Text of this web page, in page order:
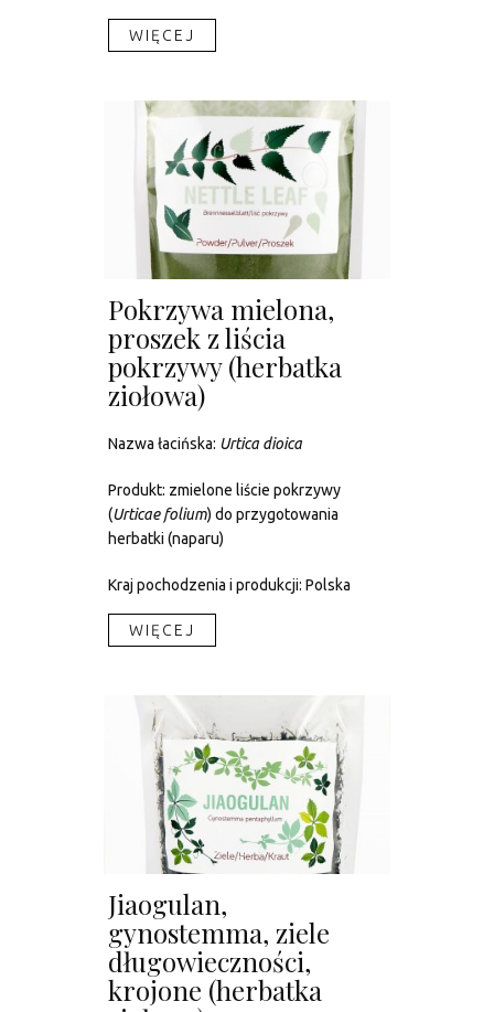
WIĘCEJ​
Pokrzywa mielona,
proszek z liścia
pokrzywy (herbatka
ziołowa)
Nazwa łacińska: Urtica dioica
Produkt: zmielone liście pokrzywy
(Urticae folium) do przygotowania
herbatki (naparu)
Kraj pochodzenia i produkcji: Polska
WIĘCEJ​
Jiaogulan,
gynostemma, ziele
długowieczności,
krojone (herbatka